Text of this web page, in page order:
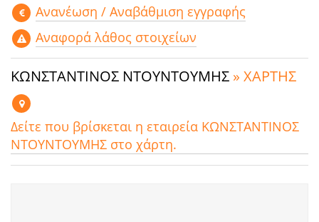
Aνανέωση / Αναβάθμιση εγγραφής
Αναφορά λάθος στοιχείων
ΚΩΝΣΤΑΝΤΙΝΟΣ ΝΤΟΥΝΤΟΥΜΗΣ » ΧΑΡΤΗΣ
Δείτε που βρίσκεται η εταιρεία ΚΩΝΣΤΑΝΤΙΝΟΣ
ΝΤΟΥΝΤΟΥΜΗΣ στο χάρτη.